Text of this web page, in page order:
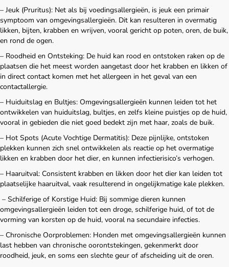
– Jeuk (Pruritus): Net als bij voedingsallergieën, is jeuk een primair
symptoom van omgevingsallergieën. Dit kan resulteren in overmatig
likken, bijten, krabben en wrijven, vooral gericht op poten, oren, de buik,
en rond de ogen.
– Roodheid en Ontsteking: De huid kan rood en ontstoken raken op de
plaatsen die het meest worden aangetast door het krabben en likken of
in direct contact komen met het allergeen in het geval van een
contactallergie.
– Huiduitslag en Bultjes: Omgevingsallergieën kunnen leiden tot het
ontwikkelen van huiduitslag, bultjes, en zelfs kleine puistjes op de huid,
vooral in gebieden die niet goed bedekt zijn met haar, zoals de buik.
– Hot Spots (Acute Vochtige Dermatitis): Deze pijnlijke, ontstoken
plekken kunnen zich snel ontwikkelen als reactie op het overmatige
likken en krabben door het dier, en kunnen infectierisico’s verhogen.
– Haaruitval: Consistent krabben en likken door het dier kan leiden tot
plaatselijke haaruitval, vaak resulterend in ongelijkmatige kale plekken.
– Schilferige of Korstige Huid: Bij sommige dieren kunnen
omgevingsallergieën leiden tot een droge, schilferige huid, of tot de
vorming van korsten op de huid, vooral na secundaire infecties.
– Chronische Oorproblemen: Honden met omgevingsallergieën kunnen
last hebben van chronische oorontstekingen, gekenmerkt door
roodheid, jeuk, en soms een slechte geur of afscheiding uit de oren.